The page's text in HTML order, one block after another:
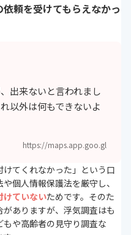
頼を受けてもらえなかっ
出来ないと言われまし
以外は何もできないよ
https://maps.app.goo.gl
てくれなかった」という口
個人情報保護法を厳守し、
けていないためです。そのた
ありますが、浮気調査はも
や高齢者の見守り調査な